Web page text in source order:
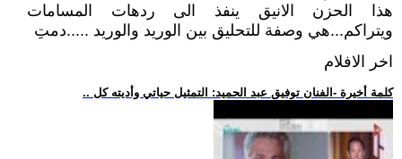
هذا الحزن الانيق ينفذ الى ردهات المسامات
ويتراكم...هي وصفة للتحليق بين الوريد والوريد .....دمتِ
اخر الافلام
.. كلمة أخيرة -الفنان توفيق عبد الحميد: التمثيل حياتي وأديته كل